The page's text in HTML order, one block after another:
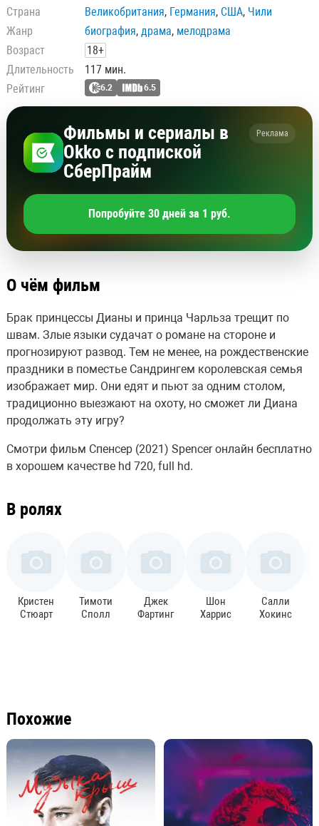
Страна
Великобритания, Германия, США, Чили
Жанр
биография, драма, мелодрама
Возраст
18+
Длительность
117 мин.
Рейтинг
6.2 6.5
Фильмы и сериалы в
Okko с подпиской
СберПрайм
Реклама
Попробуйте 30 дней за 1 руб.
О чём фильм
Брак принцессы Дианы и принца Чарльза трещит по
швам. Злые языки судачат о романе на стороне и
прогнозируют развод. Тем не менее, на рождественские
праздники в поместье Сандрингем королевская семья
изображает мир. Они едят и пьют за одним столом,
традиционно выезжают на охоту, но сможет ли Диана
продолжать эту игру?
Смотри фильм Спенсер (2021) Spencer онлайн бесплатно
в хорошем качестве hd 720, full hd.
В ролях
Кристен
Стюарт
Тимоти
Сполл
Джек
Фартинг
Шон
Харрис
Салли
Хокинс
Похожие